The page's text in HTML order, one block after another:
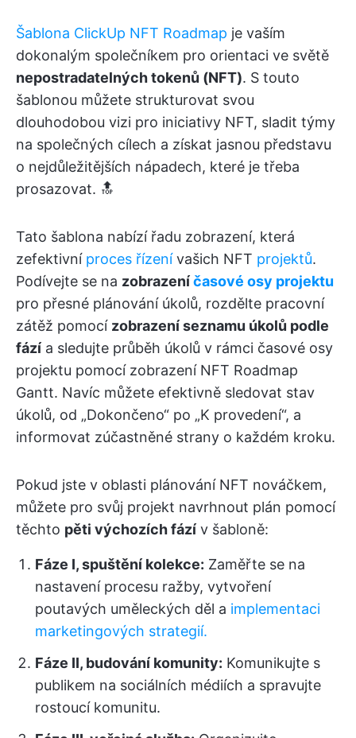
Šablona ClickUp NFT Roadmap je vaším
dokonalým společníkem pro orientaci ve světě
nepostradatelných tokenů (NFT). S touto
šablonou můžete strukturovat svou
dlouhodobou vizi pro iniciativy NFT, sladit týmy
na společných cílech a získat jasnou představu
o nejdůležitějších nápadech, které je třeba
prosazovat. 🔝
Tato šablona nabízí řadu zobrazení, která
zefektivní proces řízenívašich NFT projektů.
Podívejte se na zobrazeníčasové osy projektu
pro přesné plánování úkolů, rozdělte pracovní
zátěž pomocí zobrazení seznamu úkolů podle
fází a sledujte průběh úkolů v rámci časové osy
projektu pomocí zobrazení NFT Roadmap
Gantt. Navíc můžete efektivně sledovat stav
úkolů, od „Dokončeno“ po „K provedení“, a
informovat zúčastněné strany o každém kroku.
Pokud jste v oblasti plánování NFT nováčkem,
můžete pro svůj projekt navrhnout plán pomocí
těchto pěti výchozích fází v šabloně:
Fáze I, spuštění kolekce: Zaměřte se na
nastavení procesu ražby, vytvoření
poutavých uměleckých děl a implementaci
marketingových strategií.
Fáze II, budování komunity: Komunikujte s
publikem na sociálních médiích a spravujte
rostoucí komunitu.